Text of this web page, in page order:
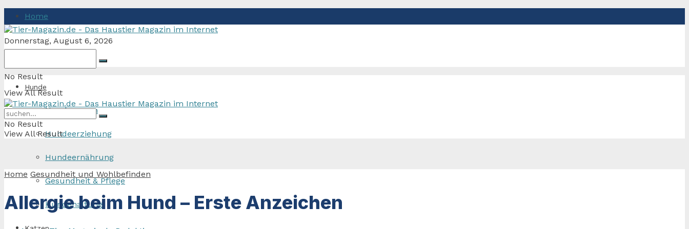
Home
Donnerstag, August 6, 2026
No Result
View All Result
Hunde
Hunderassen
Hundeerziehung
Hundeernährung
Gesundheit & Pflege
Hundehaltung
No Result
View All Result
Home Gesundheit und Wohlbefinden
Allergie beim Hund – Erste Anzeichen